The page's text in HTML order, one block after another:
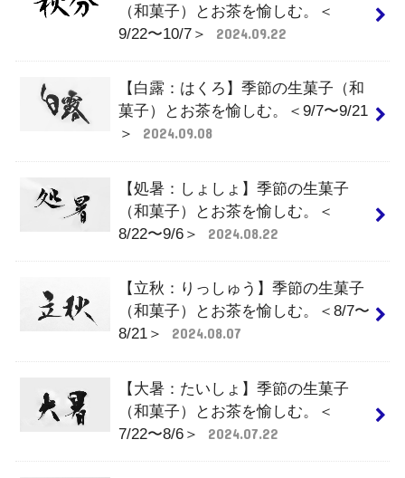
（和菓子）とお茶を愉しむ。＜
9/22〜10/7＞
2024.09.22
【白露：はくろ】季節の生菓子（和
菓子）とお茶を愉しむ。＜9/7〜9/21
＞
2024.09.08
【処暑：しょしょ】季節の生菓子
（和菓子）とお茶を愉しむ。＜
8/22〜9/6＞
2024.08.22
【立秋：りっしゅう】季節の生菓子
（和菓子）とお茶を愉しむ。＜8/7〜
8/21＞
2024.08.07
【大暑：たいしょ】季節の生菓子
（和菓子）とお茶を愉しむ。＜
7/22〜8/6＞
2024.07.22